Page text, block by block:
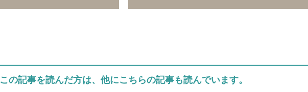
この記事を読んだ方は、他にこちらの記事も読んでいます。